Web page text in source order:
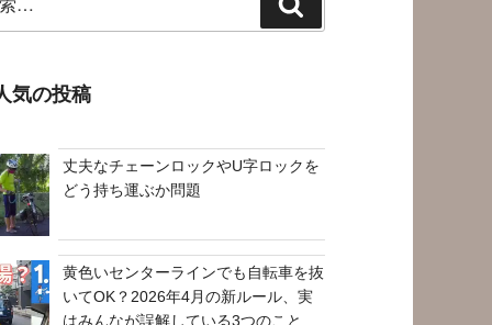
索
気の投稿
丈夫なチェーンロックやU字ロックを
どう持ち運ぶか問題
黄色いセンターラインでも自転車を抜
いてOK？2026年4月の新ルール、実
はみんなが誤解している3つのこと